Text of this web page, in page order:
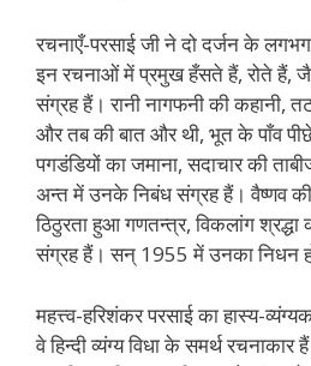
रचनाएँ-परसाई जी ने दो दर्जन के
इन रचनाओं में प्रमुख हँसते हैं, रोते हैं,
संग्रह हैं। रानी नागफनी की कहानी,
और तब की बात और थी, भूत के पाँव
पगडंडियों का जमाना, सदाचार की
अन्त में उनके निबंध संग्रह हैं। वैष्णव
ठिठुरता हुआ गणतन्त्र, विकलांग श्रद्धा
संग्रह हैं। सन् 1955 में उनका निधन
महत्त्व-हरिशंकर परसाई का हास्य-
वे हिन्दी व्यंग्य विधा के समर्थ